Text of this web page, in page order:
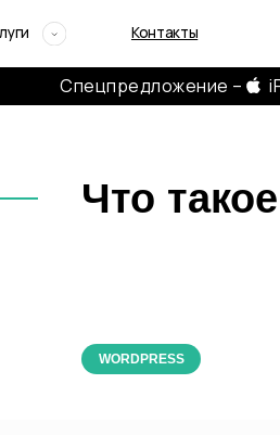
Спецпредложение –
Что
WORDPRESS
вопросы и обсудить, какую пользу можем